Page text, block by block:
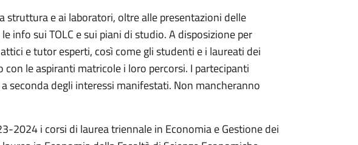
struttura e ai laboratori, oltre alle presentazioni delle
info sui TOLC e sui piani di studio. A disposizione per
e tutor esperti, così come gli studenti e i laureati dei
le aspiranti matricole i loro percorsi. I partecipanti
seconda degli interessi manifestati. Non mancheranno
2024 i corsi di laurea triennale in Economia e Gestione dei